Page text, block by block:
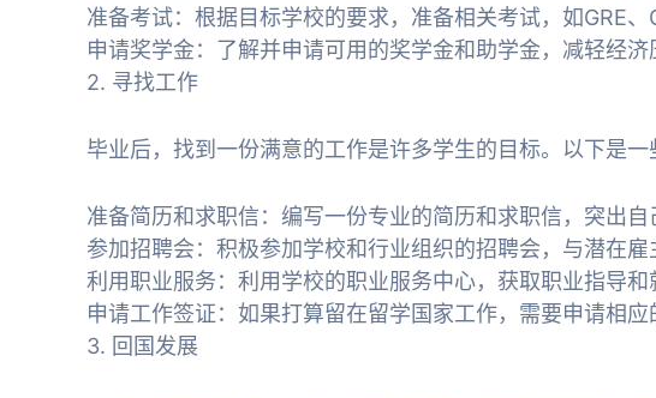
准备考试：根据目标学校的要求，准备相关考试，如GRE、
申请奖学金：了解并申请可用的奖学金和助学金，减轻经济
2. 寻找工作
毕业后，找到一份满意的工作是许多学生的目标。以下是一
准备简历和求职信：编写一份专业的简历和求职信，突出自
参加招聘会：积极参加学校和行业组织的招聘会，与潜在雇
利用职业服务：利用学校的职业服务中心，获取职业指导和
申请工作签证：如果打算留在留学国家工作，需要申请相应
3. 回国发展